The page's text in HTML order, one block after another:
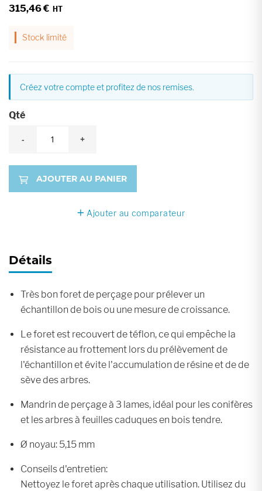
315,46 €
Stock limité
Créez votre compte et profitez de nos remises.
Qté
- +
AJOUTER AU PANIER
Ajouter au comparateur
Détails
Très bon foret de perçage pour prélever un
échantillon de bois ou une mesure de croissance.
Le foret est recouvert de téflon, ce qui empêche la
résistance au frottement lors du prélèvement de
l'échantillon et évite l'accumulation de résine et de de
sève des arbres.
Mandrin de perçage à 3 lames, idéal pour les conifères
et les arbres à feuilles caduques en bois tendre.
Ø noyau: 5,15 mm
Conseils d'entretien:
Nettoyez le foret après chaque utilisation. Utilisez du